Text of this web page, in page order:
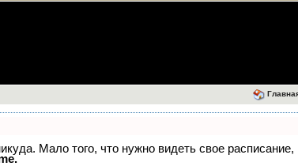
Мало того, что нужно видеть свое